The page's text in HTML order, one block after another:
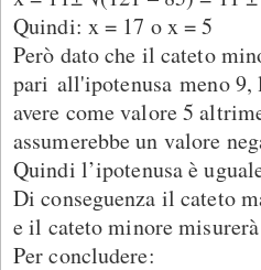
Quindi: x = 17 o x = 5
Però dato che il cateto
pari all'ipotenusa meno 9,
avere come valore 5
assumerebbe un valore
Quindi l’ipotenusa è
Di conseguenza il cateto
e il cateto minore
Per concludere: